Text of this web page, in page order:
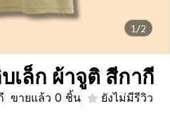
1/2
เล็ก ผ้าจูติ สีกากี
ขายแล้ว 0 ชิ้น
ยังไม่มีรีวิว